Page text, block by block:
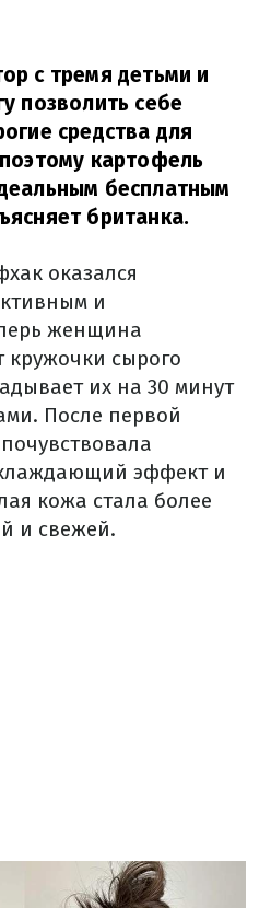
с тремя детьми и
позволить себе
средства для
картофель
бесплатным
британка.
оказался
и
женщина
кружочки сырого
их на 30 минут
После первой
эффект и
кожа стала более
и свежей.